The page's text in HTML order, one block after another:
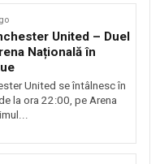
United – Duel
Națională în
United se întâlnesc în
la ora 22:00, pe Arena